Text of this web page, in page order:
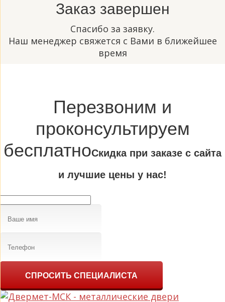
Заказ завершен
Спасибо за заявку.
Наш менеджер свяжется с Вами в ближейшее
время
Перезвоним и
проконсультируем
бесплатноCкидка при заказе с сайта
и лучшие цены у нас!
СПРОСИТЬ СПЕЦИАЛИСТА